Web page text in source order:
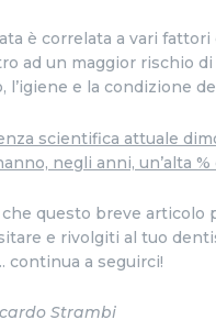
è correlata a vari
ad un maggior rischio
l’igiene e la condizione
scientifica attuale
negli anni, un’alta
questo breve articolo
e rivolgiti al tuo
continua a seguirci!
Strambi